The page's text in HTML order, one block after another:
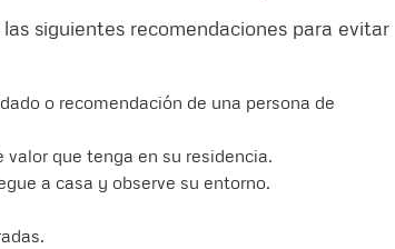
siguientes recomendaciones para evitar
o recomendación de una persona de
que tenga en su residencia.
a casa y observe su entorno.